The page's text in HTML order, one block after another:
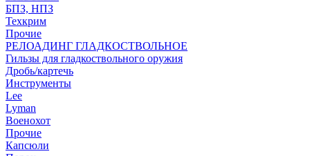
БПЗ, НПЗ
Техкрим
Прочие
РЕЛОАДИНГ ГЛАДКОСТВОЛЬНОЕ
Гильзы для гладкоствольного оружия
Дробь/картечь
Инструменты
Lee
Lyman
Военохот
Прочие
Капсюли